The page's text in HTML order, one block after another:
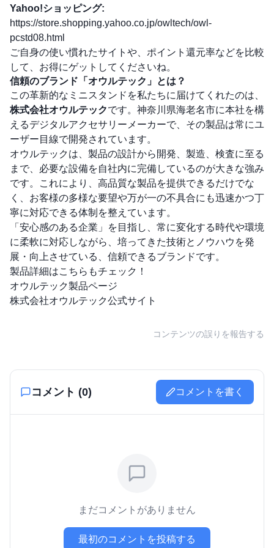
Yahoo!ショッピング:
https://store.shopping.yahoo.co.jp/owltech/owl-
pcstd08.html
ご自身の使い慣れたサイトや、ポイント還元率などを比較
して、お得にゲットしてくださいね。
信頼のブランド「オウルテック」とは？
この革新的なミニスタンドを私たちに届けてくれたのは、
株式会社オウルテックです。神奈川県海老名市に本社を構
えるデジタルアクセサリーメーカーで、その製品は常にユ
ーザー目線で開発されています。
オウルテックは、製品の設計から開発、製造、検査に至る
まで、必要な設備を自社内に完備しているのが大きな強み
です。これにより、高品質な製品を提供できるだけでな
く、お客様の多様な要望や万が一の不具合にも迅速かつ丁
寧に対応できる体制を整えています。
「安心感のある企業」を目指し、常に変化する時代や環境
に柔軟に対応しながら、培ってきた技術とノウハウを発
展・向上させている、信頼できるブランドです。
製品詳細はこちらもチェック！
オウルテック製品ページ
株式会社オウルテック公式サイト
コンテンツの誤りを報告する
コメント (0) コメントを書く
まだコメントがありません
最初のコメントを投稿する